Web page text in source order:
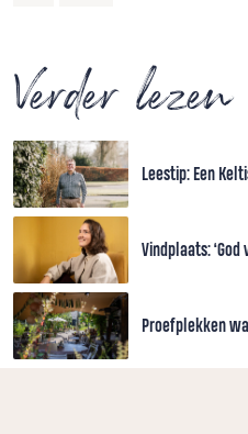
Verder lezen
Leestip: Een
Vindplaats:
Proefplekken